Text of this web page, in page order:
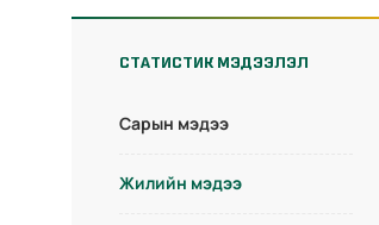
СТАТИСТИК МЭДЭЭЛЭЛ
Сарын мэдээ
Жилийн мэдээ